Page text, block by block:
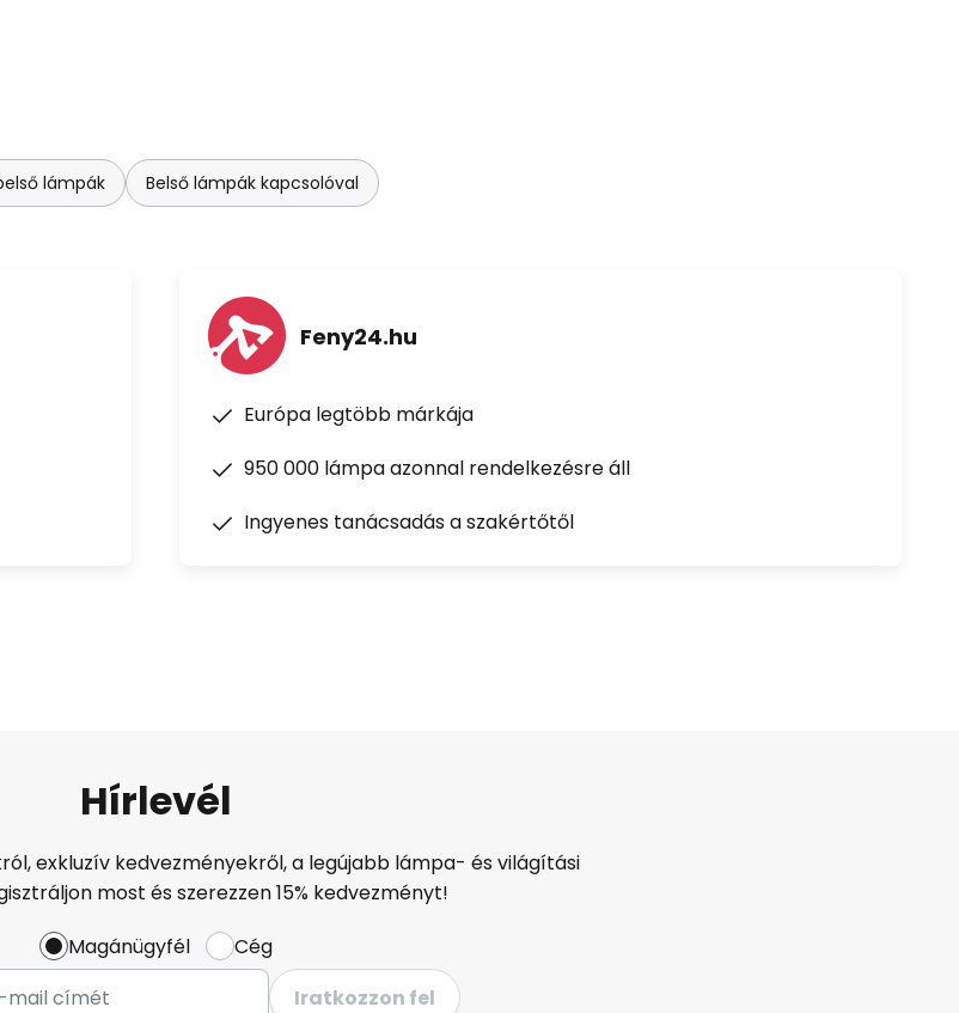
lámpák Belső lámpák kapcsolóval
Feny24.hu
Európa legtöbb márkája
950 000 lámpa azonnal rendelkezésre áll
Ingyenes tanácsadás a szakértőtől
Hírlevél
exkluzív kedvezményekről, a legújabb lámpa- és világítási
most és szerezzen 15% kedvezményt!
Magánügyfél
Cég
Iratkozzon fel